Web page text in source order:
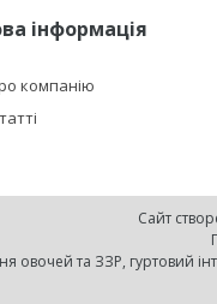
інформація
компанію
Сайт